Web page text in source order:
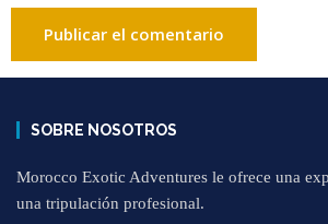
SOBRE NOSOTROS
Morocco Exotic Adventures le ofrece una
una tripulación profesional.